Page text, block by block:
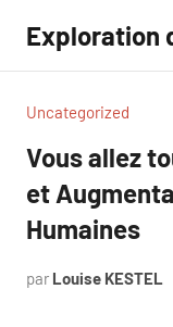
contenu
Exploration
Uncategorized
Vous allez
et
Humaines
par Louise KESTEL